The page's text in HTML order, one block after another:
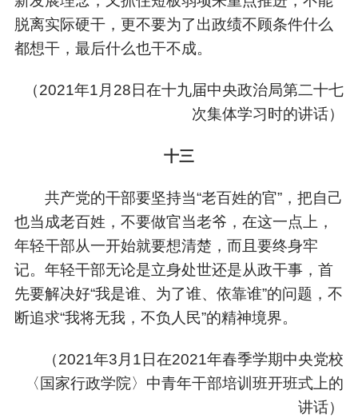
脱离实际硬干，更不要为了出政绩不顾条件什么
都想干，最后什么也干不成。
（2021年1月28日在十九届中央政治局第二十七
次集体学习时的讲话）
十三
共产党的干部要坚持当“老百姓的官”，把自己
也当成老百姓，不要做官当老爷，在这一点上，
年轻干部从一开始就要想清楚，而且要终身牢
记。年轻干部无论是立身处世还是从政干事，首
先要解决好“我是谁、为了谁、依靠谁”的问题，不
断追求“我将无我，不负人民”的精神境界。
（2021年3月1日在2021年春季学期中央党校
〈国家行政学院〉中青年干部培训班开班式上的
讲话）